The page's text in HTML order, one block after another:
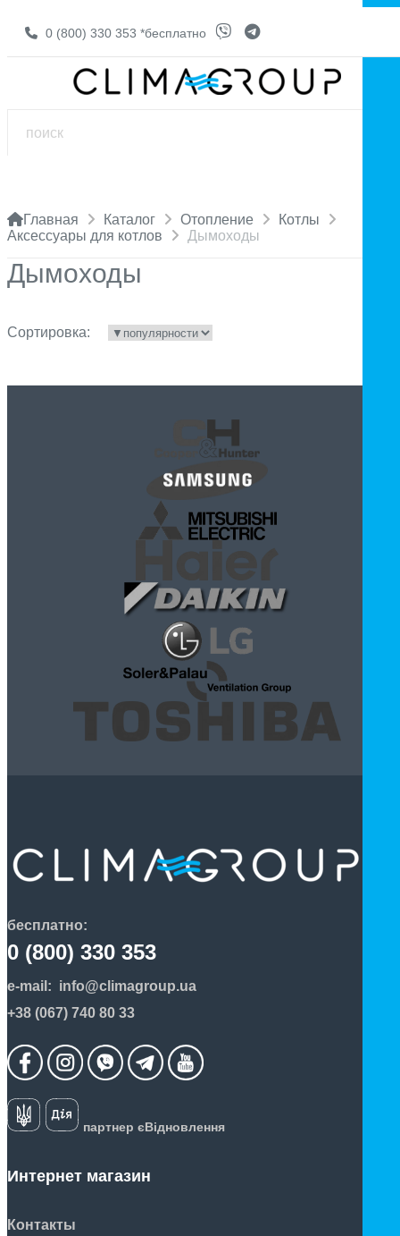
0 (800) 330 353 *бесплатно
Главная Каталог Отопление
Котлы
Аксессуары для котлов
Дымоходы
Дымоходы
Сортировка:
бесплатно:
0 (800) 330 353
e-mail: info@climagroup.ua
+38 (067) 740 80 33
партнер єВідновлення
Интернет магазин
Контакты